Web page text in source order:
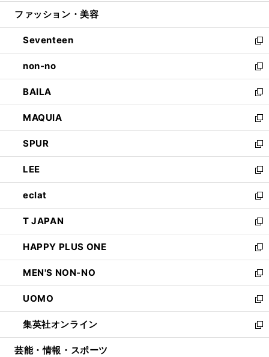
開
く
ン
ウ
で
開
く
ウ
ン
ド
ウ
で
開
く
ファッション・美容
Seventeen
新
し
い
ウ
ィ
ン
ド
ウ
で
開
く
non-no
新
し
い
ウ
ィ
ン
ド
ウ
で
開
く
BAILA
新
し
い
ウ
ィ
ン
ド
ウ
で
開
く
MAQUIA
新
し
い
ウ
ィ
ン
ド
ウ
で
開
く
SPUR
新
し
い
ウ
ィ
ン
ド
ウ
で
開
く
LEE
新
し
い
ウ
ィ
ン
ド
ウ
で
開
く
eclat
新
し
い
ウ
ィ
ン
ド
ウ
で
開
く
T JAPAN
新
し
い
ウ
ィ
ン
ド
ウ
で
開
HAPPY PLUS ONE
新
し
い
ウ
ィ
ン
ド
ウ
MEN'S NON-NO
新
し
い
ウ
ィ
ン
UOMO
新
し
い
ウ
集英社オンライン
新
し
芸能・情報・スポーツ